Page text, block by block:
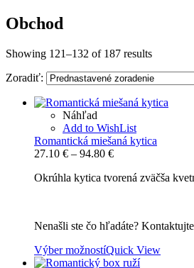
Obchod
Showing 121–132 of 187 results
Zoradiť:
Náhľad
Add to WishList
Romantická miešaná kytica
27.10 € – 94.80 €Price
27.10 €
Okrúhla kytica tvorená zväčša
Nenašli ste čo hľadáte?
Výber možnostíQuick View